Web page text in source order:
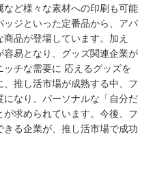
ど様々な素材への印刷も可能
ジといった定番品から、アパ
品が登場しています。加え
易となり、グッズ関連企業が
チな需要に 応えるグッズを
推し活市場が成熟する中、フ
になり、パーソナルな「自分だ
求められています。今後、フ
きる企業が、推し活市場で成功